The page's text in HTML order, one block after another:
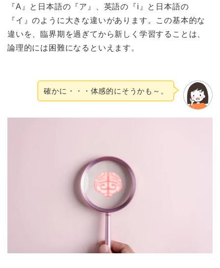
『A』と日本語の『ア』、英語の『i』と日本語の
『イ』のように大きな違いがあります。この基本的な
違いを、臨界期を過ぎてから新しく学習することは、
論理的には困難になるといえます。
確かに・・・ 体感的に そうかも～。